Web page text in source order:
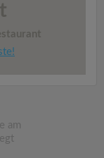
am